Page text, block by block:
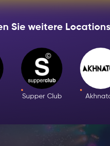
Das
td {border:
Musik: Drum
Sie weitere
Supper Club